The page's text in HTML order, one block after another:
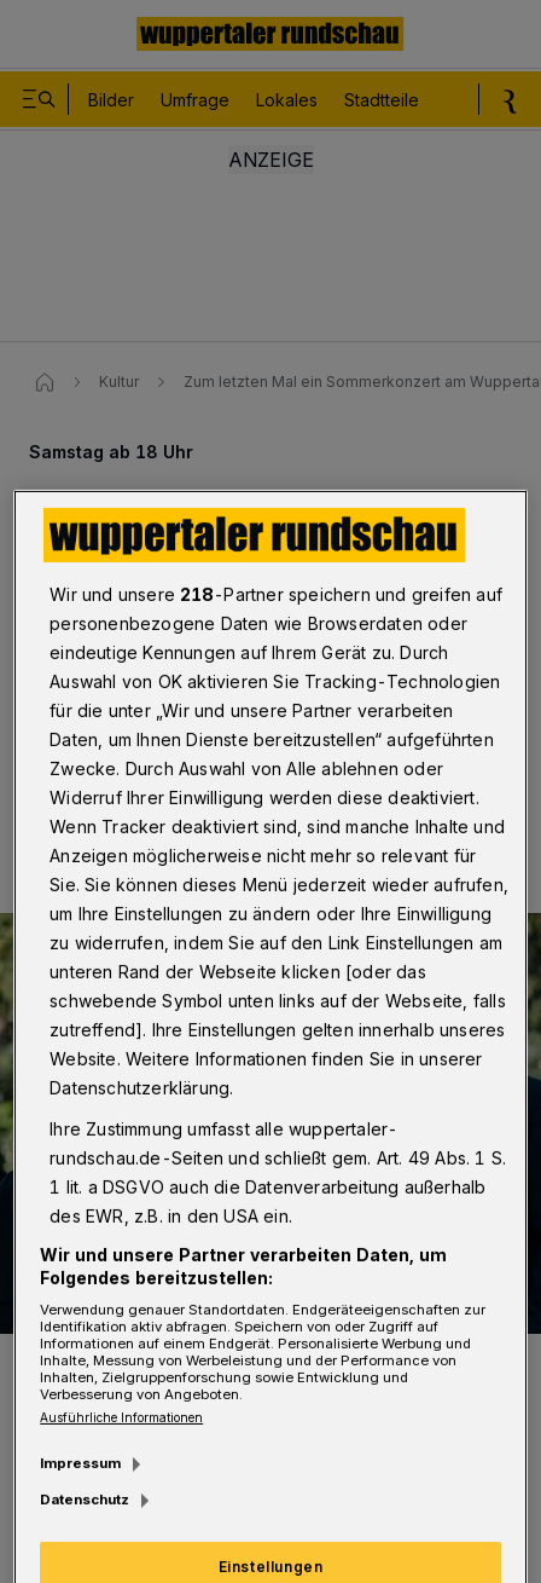
Bilder Umfrage Lokales Stadtteile
Kultur Zum letzten Mal ein Sommerkonzert am
Samstag ab 18 Uhr
Zum letzten Mal ein
Sommerkonzert am Kolk
Wuppertal·Die Sommerabendkonzerte
verabschieden sich am Samstag (3. August 2024) ab
18 Uhr vom Kolk. Die Konzertreihe findet nach der 28.
Auflage wegen der Entwidmung der Kirche dort nicht
mehr statt.
30.07.2024 , 11:00 Uhr Eine Minute Lesezeit
Von li.: Maria-Theresa Freibott, Simone Krampe und Andreas Elias
Post.
Foto: Musik am Kolk
„Trost der Nacht“, dem Anfang des bekannten
Wir und unsere 218-Partner speichern und greifen auf
personenbezogene Daten wie Browserdaten oder
eindeutige Kennungen auf Ihrem Gerät zu. Durch
Auswahl von OK aktivieren Sie Tracking-Technologien
für die unter „Wir und unsere Partner verarbeiten
Daten, um Ihnen Dienste bereitzustellen“ aufgeführten
Zwecke. Durch Auswahl von Alle ablehnen oder
Widerruf Ihrer Einwilligung werden diese deaktiviert.
Wenn Tracker deaktiviert sind, sind manche Inhalte und
Anzeigen möglicherweise nicht mehr so relevant für
Sie. Sie können dieses Menü jederzeit wieder aufrufen,
um Ihre Einstellungen zu ändern oder Ihre Einwilligung
zu widerrufen, indem Sie auf den Link Einstellungen am
unteren Rand der Webseite klicken [oder das
schwebende Symbol unten links auf der Webseite, falls
zutreffend]. Ihre Einstellungen gelten innerhalb unseres
Website. Weitere Informationen finden Sie in unserer
Datenschutzerklärung.
Ihre Zustimmung umfasst alle wuppertaler-
rundschau.de-Seiten und schließt gem. Art. 49 Abs. 1 S.
1 lit. a DSGVO auch die Datenverarbeitung außerhalb
des EWR, z.B. in den USA ein.
Wir und unsere Partner verarbeiten Daten, um
Folgendes bereitzustellen:
Verwendung genauer Standortdaten. Endgeräteeigenschaften zur
Identifikation aktiv abfragen. Speichern von oder Zugriff auf
Informationen auf einem Endgerät. Personalisierte Werbung und
Inhalte, Messung von Werbeleistung und der Performance von
Inhalten, Zielgruppenforschung sowie Entwicklung und
Verbesserung von Angeboten.
Ausführliche Informationen
Impressum
Datenschutz
Einstellungen